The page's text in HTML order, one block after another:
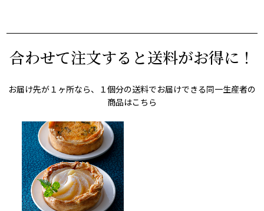
合わせて注文すると送料がお得に！
お届け先が１ヶ所なら、１個分の送料でお届けできる同一生産者の
商品はこちら